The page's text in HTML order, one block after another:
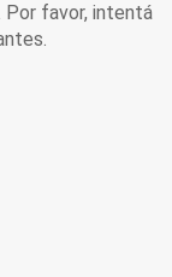
Por favor, intentá